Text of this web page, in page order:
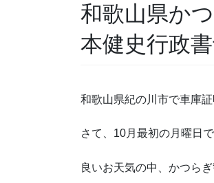
和歌山県か
本健史行政
和歌山県紀の川市で車庫
さて、10月最初の月曜日で
良いお天気の中、かつら